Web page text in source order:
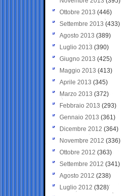
Ottobre 2013 (446)
Settembre 2013 (433)
Agosto 2013 (389)
Luglio 2013 (390)
Giugno 2013 (425)
Maggio 2013 (413)
Aprile 2013 (345)
Marzo 2013 (372)
Febbraio 2013 (293)
Gennaio 2013 (361)
Dicembre 2012 (364)
Novembre 2012 (336)
Ottobre 2012 (363)
Settembre 2012 (341)
Agosto 2012 (238)
Luglio 2012 (328)